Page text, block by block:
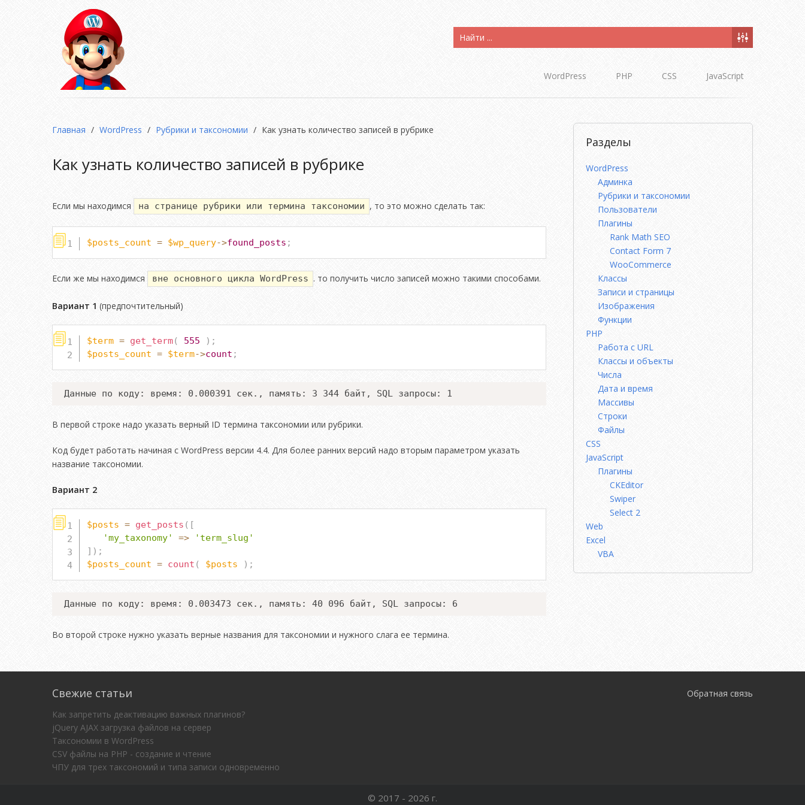
WordPress PHP CSS JavaScript
Главная / WordPress / Рубрики и таксономии / Как узнать количество записей в рубрике
Как узнать количество записей в рубрике
Если мы находимся на странице рубрики или термина таксономии , то это можно сделать так:
$posts_count = $wp_query->found_posts ;
Если же мы находимся вне основного цикла WordPress . то получить число записей можно такими способами.
Вариант 1 (предпочтительный)
$term = get_term( 555 ) ;
$posts_count = $term->count ;
Данные по коду: время: 0.000391 сек., память: 3 344 байт, SQL запросы: 1
В первой строке надо указать верный ID термина таксономии или рубрики.
Код будет работать начиная с WordPress версии 4.4. Для более ранних версий надо вторым параметром указать
название таксономии.
Вариант 2
$posts = get_posts ( [
'my_taxonomy'
=>
'term_slug'
] ) ;
$posts_count = count ( $posts ) ;
Данные по коду: время: 0.003473 сек., память: 40 096 байт, SQL запросы: 6
Во второй строке нужно указать верные названия для таксономии и нужного слага ее термина.
Разделы
WordPress
Админка
Рубрики и таксономии
Пользователи
Плагины
Rank Math SEO
Contact Form 7
WooCommerce
Классы
Записи и страницы
Изображения
Функции
PHP
Работа с URL
Классы и объекты
Числа
Дата и время
Массивы
Строки
Файлы
CSS
JavaScript
Плагины
CKEditor
Swiper
Select 2
Web
Excel
VBA
Свежие статьи
Как запретить деактивацию важных плагинов?
jQuery AJAX загрузка файлов на сервер
Таксономии в WordPress
CSV файлы на PHP - создание и чтение
ЧПУ для трех таксономий и типа записи одновременно
Обратная связь
© 2017 - 2026 г.